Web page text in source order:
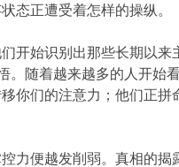
态正遭受着怎样的操纵。
开始识别出那些长期以来
。随着越来越多的人开始
你们的注意力；他们正
力便越发削弱。真相的